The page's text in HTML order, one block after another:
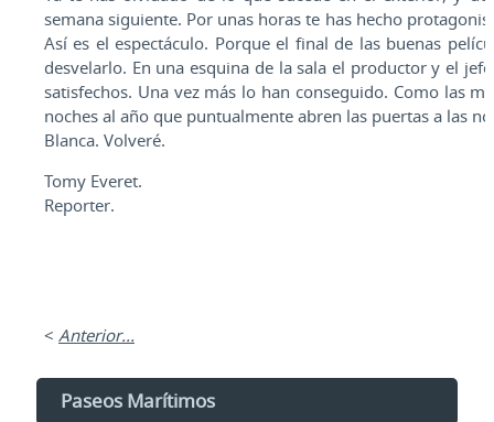
semana siguiente. Por unas horas te has hecho
Así es el espectáculo. Porque el final de las buenas
desvelarlo. En una esquina de la sala el productor y el
satisfechos. Una vez más lo han conseguido. Como las
noches al año que puntualmente abren las puertas a las
Blanca. Volveré.
Tomy Everet.
Reporter.
< Anterior...
Paseos Marítimos